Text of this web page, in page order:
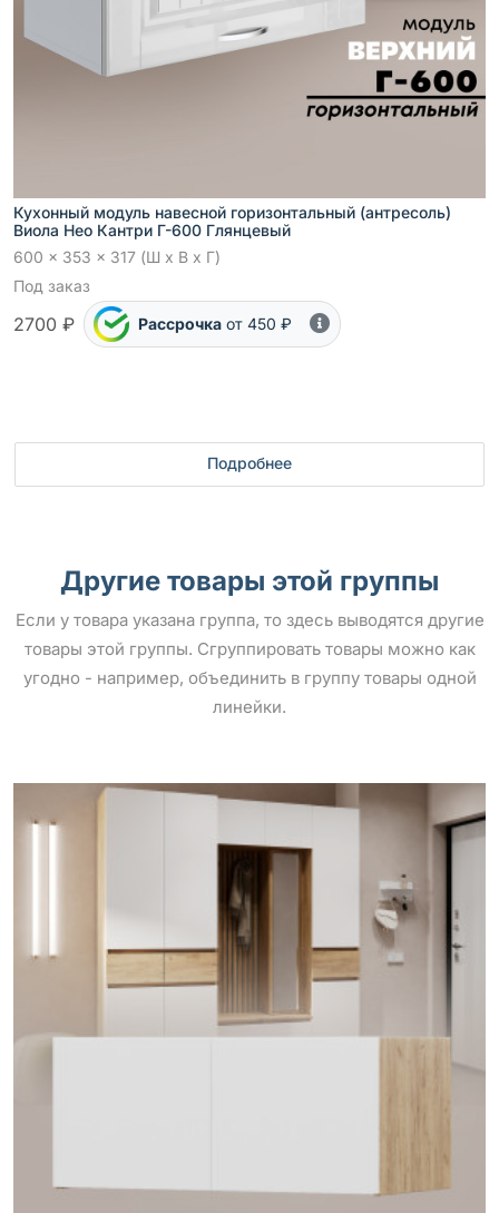
Кухонный модуль навесной горизонтальный (антресоль)
Виола Нео Кантри Г-600 Глянцевый
600 x 353 x 317 (Ш x В x Г)
Под заказ
2700 ₽ Рассрочка от 450 ₽
Подробнее
Другие товары этой группы
Если у товара указана группа, то здесь выводятся другие
товары этой группы. Сгруппировать товары можно как
угодно - например, объединить в группу товары одной
линейки.